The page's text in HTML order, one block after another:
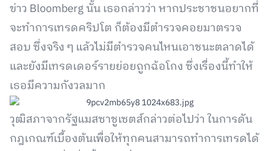
ข่าว Bloomberg นั้น เธอกล่าวว่า หากประชาชนอยากที่
จะทำการเทรดคริปโต ก็ต้องมีตำรวจคอยมาตรวจ
สอบ ซึ่งจริง ๆ แล้วไม่มีตำรวจคนไหนเอาชนะตลาดได้
และยังมีเทรดเดอร์รายย่อยถูกฉ้อโกง ซึ่งเรื่องนี้ทำให้
เธอมีความกังวลมาก
วุฒิสภาจากรัฐแมสซาชูเซตส์กล่าวต่อไปว่า ในการดัน
กฎเกณฑ์เบื้องต้นเพื่อให้ทุกคนสามารถทำการเทรดได้